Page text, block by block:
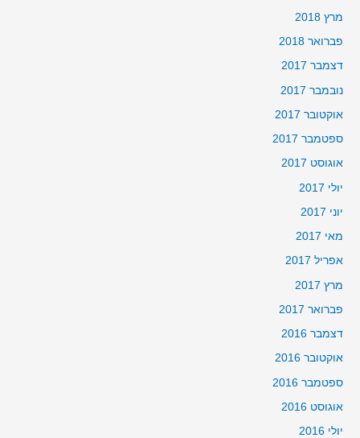
מרץ 2018
פברואר 2018
דצמבר 2017
נובמבר 2017
אוקטובר 2017
ספטמבר 2017
אוגוסט 2017
יולי 2017
יוני 2017
מאי 2017
אפריל 2017
מרץ 2017
פברואר 2017
דצמבר 2016
אוקטובר 2016
ספטמבר 2016
אוגוסט 2016
יולי 2016